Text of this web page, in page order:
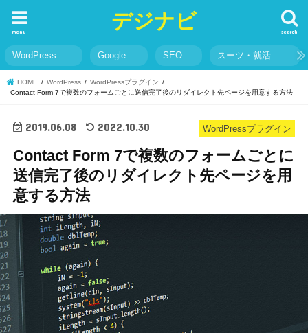
デジナビ search
menu
WordPress Google SEO スーツ・就活
HOME WordPress
WordPressプラグイン
Contact Form 7で複数のフォームごとに送信完了後のリダイレクト先ページを用意する方法
WordPressプラグイン
2019.06.08 2022.10.30
Contact Form 7で複数のフォームごとに
送信完了後のリダイレクト先ページを用
意する方法